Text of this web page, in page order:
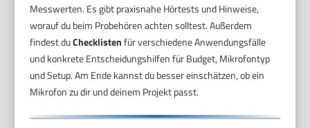
Messwerten. Es gibt praxisnahe Hörtests und Hinweise,
worauf du beim Probehören achten solltest. Außerdem
findest duChecklistenfür verschiedene Anwendungsfälle
und konkrete Entscheidungshilfen für Budget, Mikrofontyp
und Setup. Am Ende kannst du besser einschätzen, ob ein
Mikrofon zu dir und deinem Projekt passt.